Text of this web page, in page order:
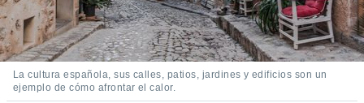
La cultura española, sus calles, patios, jardines y edificios son un
ejemplo de cómo afrontar el calor.